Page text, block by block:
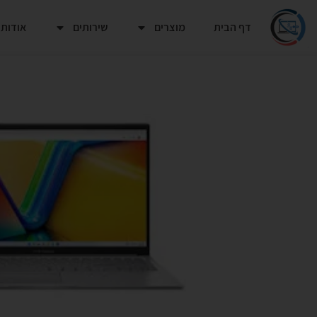
דף הבית מוצרים שירותים אודות